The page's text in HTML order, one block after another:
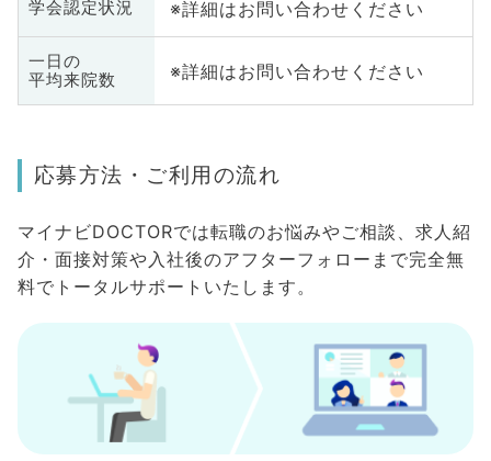
学会認定状況 ※詳細はお問い合わせください
一日の
平均来院数
※詳細はお問い合わせください
応募方法・ご利用の流れ
マイナビDOCTORでは転職のお悩みやご相談、求人紹
介・面接対策や入社後のアフターフォローまで完全無
料でトータルサポートいたします。